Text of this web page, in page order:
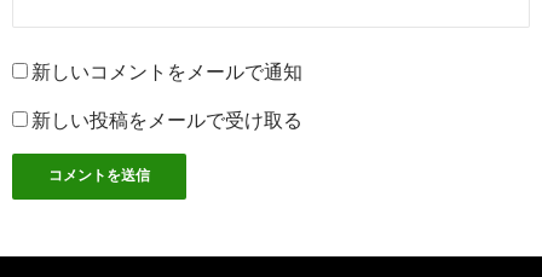
新しいコメントをメールで通知
新しい投稿をメールで受け取る